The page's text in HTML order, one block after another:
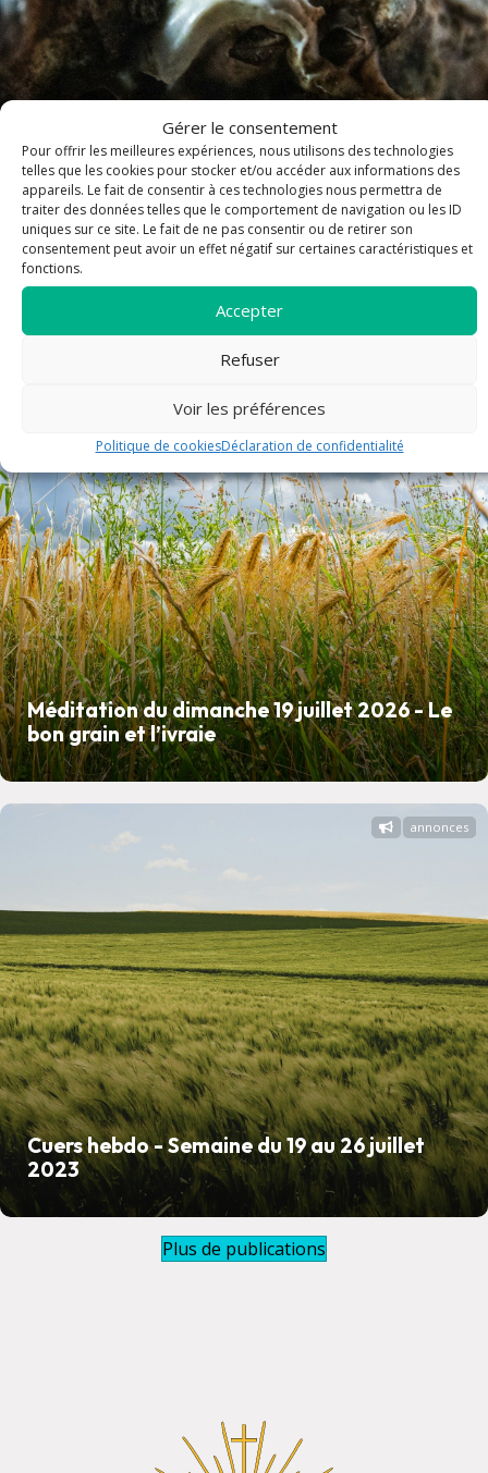
Gérer le consentement
Pour offrir les meilleures expériences, nous utilisons des technologies
telles que les cookies pour stocker et/ou accéder aux informations des
appareils. Le fait de consentir à ces technologies nous permettra de
traiter des données telles que le comportement de navigation ou les ID
uniques sur ce site. Le fait de ne pas consentir ou de retirer son
consentement peut avoir un effet négatif sur certaines caractéristiques et
fonctions.
Accepter
Refuser
Voir les préférences
Politique de cookiesDéclaration de confidentialité
Cuers hebdo - Semaine du 26 juillet au 2
Méditation du dimanche 19 juillet 2026 - Le
bon grain et l’ivraie
Cuers hebdo - Semaine du 19 au 26 juillet
2023
annonces
Plus de publications